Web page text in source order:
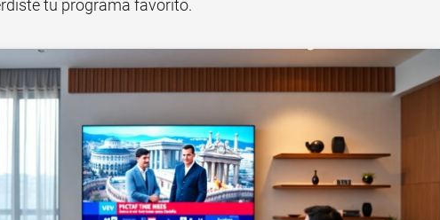
tu programa favorito.